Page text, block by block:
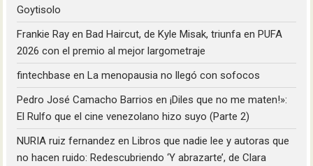
Goytisolo
Frankie Ray enBad Haircut, de Kyle Misak, triunfa en PUFA
2026 con el premio al mejor largometraje
fintechbase enLa menopausia no llegó con sofocos
Pedro José Camacho Barrios en¡Diles que no me maten!»:
El Rulfo que el cine venezolano hizo suyo (Parte 2)
NURIA ruiz fernandez enLibros que nadie lee y autoras que
no hacen ruido: Redescubriendo ‘Y abrazarte’, de Clara